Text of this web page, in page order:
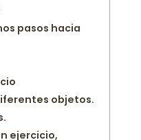
pasos hacia
objetos.
ejercicio,